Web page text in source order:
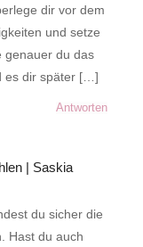
dir vor dem
und setze
genauer du das
es dir später […]
Antworten
| Saskia
du sicher die
Hast du auch